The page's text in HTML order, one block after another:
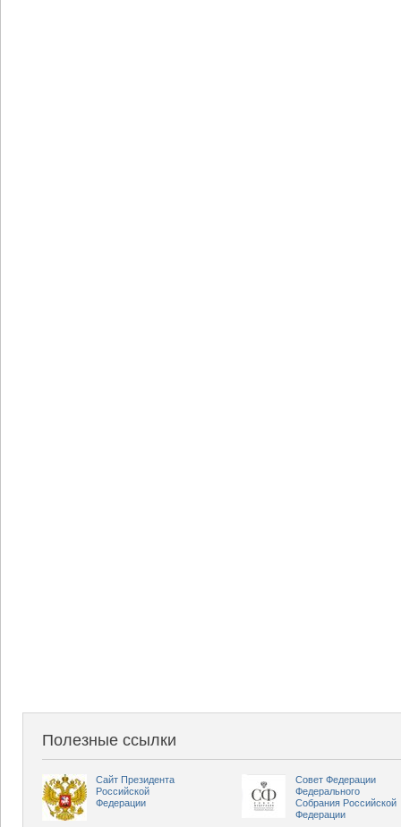
Полезные ссылки
Сайт Президента
Российской
Федерации
Совет Федерации
Федерального
Собрания Российской
Федерации